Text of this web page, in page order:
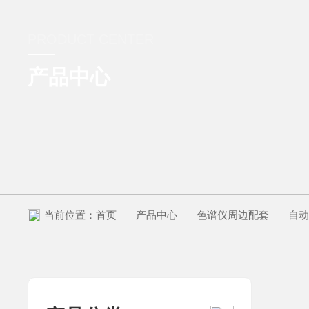
当前位置：首页 产品中心 色谱仪周边配套 自